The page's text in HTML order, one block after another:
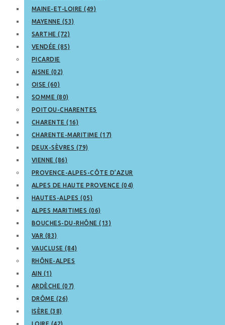
MAINE-ET-LOIRE (49)
MAYENNE (53)
SARTHE (72)
VENDÉE (85)
PICARDIE
AISNE (02)
OISE (60)
SOMME (80)
POITOU-CHARENTES
CHARENTE (16)
CHARENTE-MARITIME (17)
DEUX-SÈVRES (79)
VIENNE (86)
PROVENCE-ALPES-CÔTE D’AZUR
ALPES DE HAUTE PROVENCE (04)
HAUTES-ALPES (05)
ALPES MARITIMES (06)
BOUCHES-DU-RHÔNE (13)
VAR (83)
VAUCLUSE (84)
RHÔNE-ALPES
AIN (1)
ARDÈCHE (07)
DRÔME (26)
ISÈRE (38)